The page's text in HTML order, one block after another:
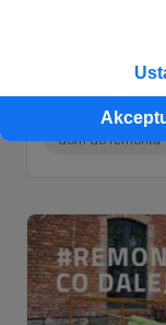
dom do remontu